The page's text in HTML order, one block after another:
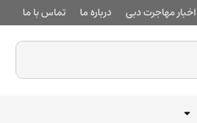
اخبار مهاجرت دبی درباره ما تماس با ما